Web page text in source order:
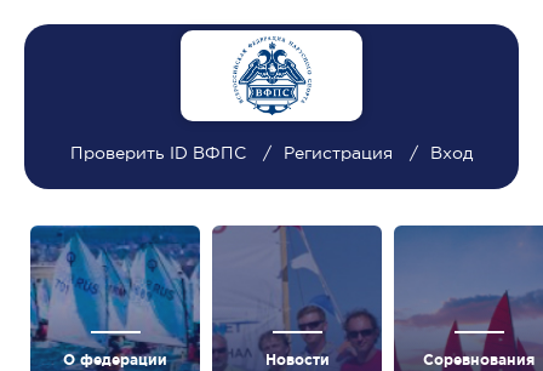
Проверить ID ВФПС Регистрация Вход
О федерации Новости Соревнования